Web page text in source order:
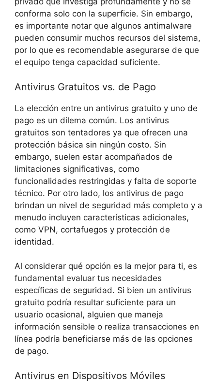
⁣conforma⁣ solo con la superficie.‌ Sin ⁢embargo,
es ⁣importante notar que ‌algunos antimalware
pueden ‍consumir muchos recursos del sistema,
por ⁣lo que⁣ es recomendable asegurarse de que
el​ equipo‍ tenga capacidad ‍suficiente.
Antivirus Gratuitos vs. de Pago
La ⁣elección⁢ entre un antivirus⁤ gratuito y ⁢uno‌ de
pago ‍es un dilema común. Los ⁢antivirus
gratuitos son tentadores ya que ofrecen una
protección​ básica sin⁣ ningún‌ costo. Sin⁣
embargo, suelen estar acompañados de
limitaciones ‍significativas, como⁢
funcionalidades⁣ restringidas y falta de soporte⁤
técnico. Por​ otro lado, los antivirus⁣ de‌ pago
brindan⁣ un ⁢nivel de seguridad más ‌completo y a
menudo ⁢incluyen características adicionales,
como VPN, cortafuegos y protección de
‌identidad.
Al⁣ considerar qué opción ⁣es‌ la mejor para ti,⁣ es
fundamental evaluar tus necesidades⁣
específicas de seguridad. Si bien un ‍antivirus⁣
gratuito podría⁤ resultar suficiente para un​
usuario ocasional, alguien‌ que​ maneja
información sensible o realiza transacciones en
línea podría beneficiarse más de⁣ las opciones
de pago.
Antivirus⁣ en Dispositivos Móviles